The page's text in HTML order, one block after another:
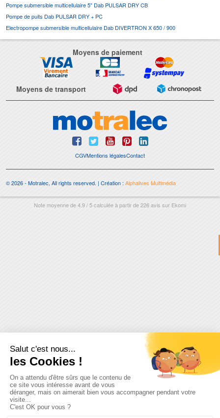
Pompe submersible multicellulaire 5" Dab PULSAR DRY CB
Pompe de puits Dab PULSAR DRY + PC
Electropompe submersible multicellulaire Dab DIVERTRON X 650 / 900
Moyens de paiement
Moyens de transport
CGVMentions légalesContact
© 2026 - Motralec, All rights reserved. | Création : Alphalives Multimédia
Note moyenne de4.9/5calculée à partir de226avis sur Ekomi